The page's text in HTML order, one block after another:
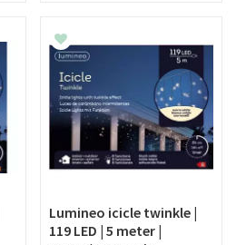
Lumineo icicle twinkle |
119 LED | 5 meter |